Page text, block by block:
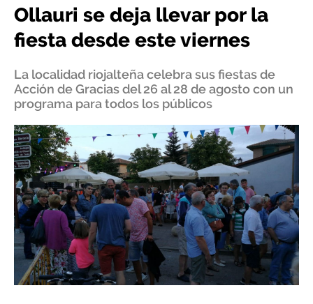
Ollauri se deja llevar por la
fiesta desde este viernes
La localidad riojalteña celebra sus fiestas de
Acción de Gracias del 26 al 28 de agosto con un
programa para todos los públicos